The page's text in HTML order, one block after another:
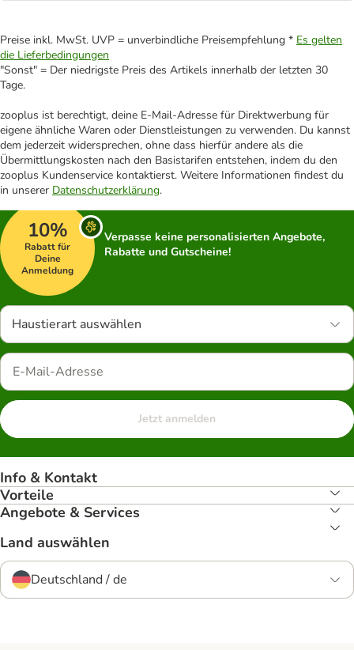
Preise inkl. MwSt. UVP = unverbindliche Preisempfehlung * Es gelten
die Lieferbedingungen
"Sonst" = Der niedrigste Preis des Artikels innerhalb der letzten 30
Tage.
zooplus ist berechtigt, deine E-Mail-Adresse für Direktwerbung für
eigene ähnliche Waren oder Dienstleistungen zu verwenden. Du kannst
dem jederzeit widersprechen, ohne dass hierfür andere als die
Übermittlungskosten nach den Basistarifen entstehen, indem du den
zooplus Kundenservice kontaktierst. Weitere Informationen findest du
in unserer Datenschutzerklärung.
10%
Rabatt für
Deine
Anmeldung
Verpasse keine personalisierten Angebote,
Rabatte und Gutscheine!
Haustierart auswählen
Jetzt anmelden
Info & Kontakt
Vorteile
Angebote & Services
Land auswählen
Deutschland / de